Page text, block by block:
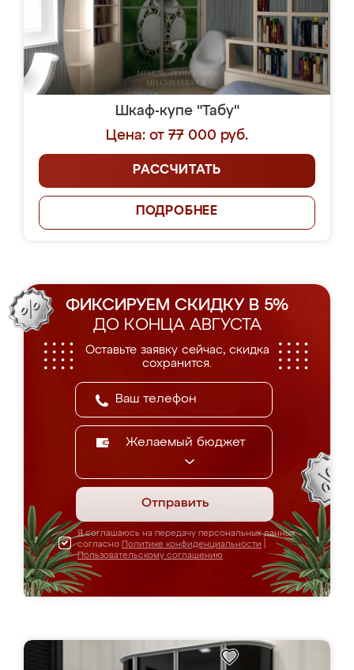
Шкаф-купе "Табу"
Цена: от 77 000 руб.
РАССЧИТАТЬ
ПОДРОБНЕЕ
ФИКСИРУЕМ СКИДКУ В 5%
ДО КОНЦА АВГУСТА
Оставьте заявку сейчас, скидка
сохранится.
Желаемый бюджет
Отправить
Я соглашаюсь на передачу персональных данных
согласно Политике конфиденциальности
Пользовательскому соглашению